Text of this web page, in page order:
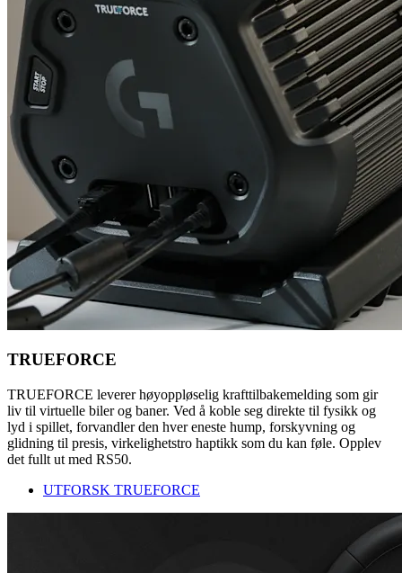
TRUEFORCE
TRUEFORCE leverer høyoppløselig krafttilbakemelding som gir
liv til virtuelle biler og baner. Ved å koble seg direkte til fysikk og
lyd i spillet, forvandler den hver eneste hump, forskyvning og
glidning til presis, virkelighetstro haptikk som du kan føle. Opplev
det fullt ut med RS50.
UTFORSK TRUEFORCE